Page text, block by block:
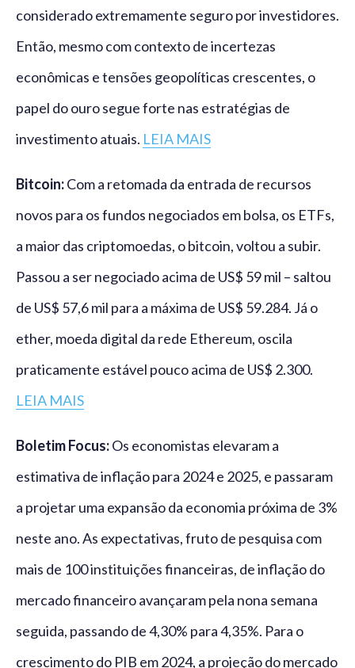
considerado extremamente seguro por investidores.
Então, mesmo com contexto de incertezas
econômicas e tensões geopolíticas crescentes, o
papel do ouro segue forte nas estratégias de
investimento atuais. LEIA MAIS
Bitcoin:Com a retomada da entrada de recursos
novos para os fundos negociados em bolsa, os ETFs,
a maior das criptomoedas, o bitcoin, voltou a subir.
Passou a ser negociado acima de US$ 59 mil – saltou
de US$ 57,6 mil para a máxima de US$ 59.284. Já o
ether, moeda digital da rede Ethereum, oscila
praticamente estável pouco acima de US$ 2.300.
LEIA MAIS
Boletim Focus:Os economistas elevaram a
estimativa de inflação para 2024 e 2025, e passaram
a projetar uma expansão da economia próxima de 3%
neste ano. As expectativas, fruto de pesquisa com
mais de 100 instituições financeiras, de inflação do
mercado financeiro avançaram pela nona semana
seguida, passando de 4,30% para 4,35%. Para o
crescimento do PIB em 2024, a projeção do mercado